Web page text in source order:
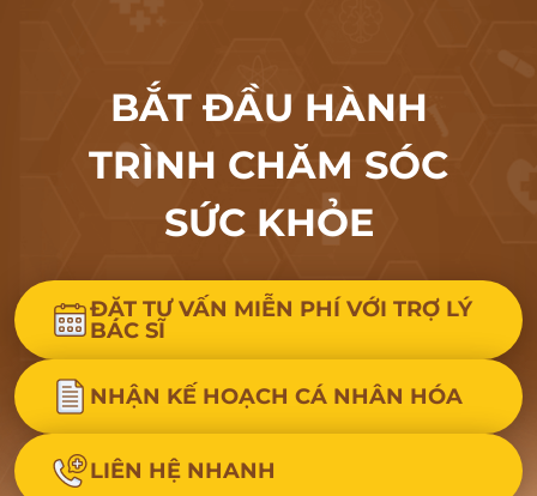
BẮT ĐẦU HÀNH
TRÌNH CHĂM SÓC
SỨC KHỎE
ĐẶT TƯ VẤN MIỄN PHÍ VỚI TRỢ LÝ
BÁC SĨ
NHẬN KẾ HOẠCH CÁ NHÂN HÓA
LIÊN HỆ NHANH